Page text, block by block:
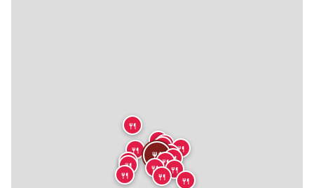
🍴
🍴
🍴
🍴
🍴
🍴
🍴
🍴 🍴
🍴
🍴
🍴
🍴
🍴 🍴
🍴
🍴